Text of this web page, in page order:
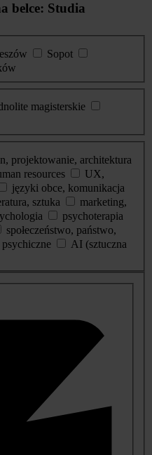
belce: Studia
Sopot
magisterskie
projektowanie, architektura
resources
UX,
języki obce, komunikacja
sztuka
marketing,
psychoterapia
społeczeństwo, państwo,
AI (sztuczna